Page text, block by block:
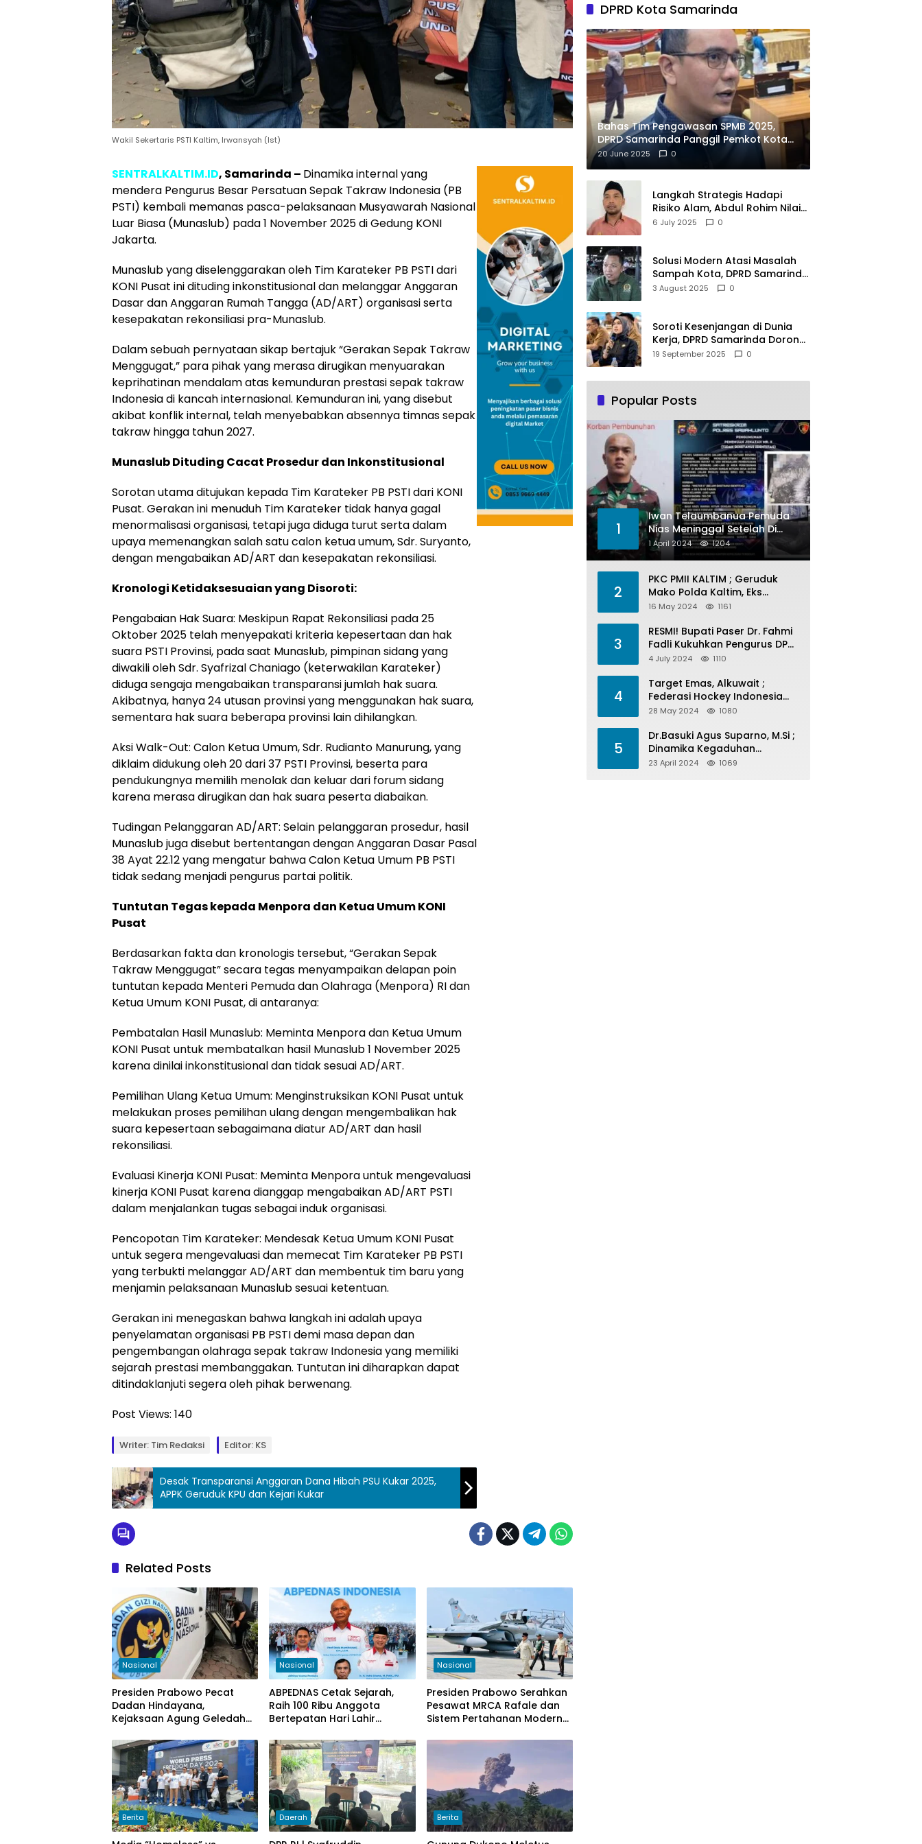
Wakil Sekertaris PSTI Kaltim, Irwansyah (Ist)
SENTRALKALTIM.ID, Samarinda – Dinamika internal yang
mendera Pengurus Besar Persatuan Sepak Takraw Indonesia (PB
PSTI) kembali memanas pasca-pelaksanaan Musyawarah Nasional
Luar Biasa (Munaslub) pada 1 November 2025 di Gedung KONI
Jakarta.
Munaslub yang diselenggarakan oleh Tim Karateker PB PSTI dari
KONI Pusat ini dituding inkonstitusional dan melanggar Anggaran
Dasar dan Anggaran Rumah Tangga (AD/ART) organisasi serta
kesepakatan rekonsiliasi pra-Munaslub.
Dalam sebuah pernyataan sikap bertajuk “Gerakan Sepak Takraw
Menggugat,” para pihak yang merasa dirugikan menyuarakan
keprihatinan mendalam atas kemunduran prestasi sepak takraw
Indonesia di kancah internasional. Kemunduran ini, yang disebut
akibat konflik internal, telah menyebabkan absennya timnas sepak
takraw hingga tahun 2027.
Munaslub Dituding Cacat Prosedur dan Inkonstitusional
Sorotan utama ditujukan kepada Tim Karateker PB PSTI dari KONI
Pusat. Gerakan ini menuduh Tim Karateker tidak hanya gagal
menormalisasi organisasi, tetapi juga diduga turut serta dalam
upaya memenangkan salah satu calon ketua umum, Sdr. Suryanto,
dengan mengabaikan AD/ART dan kesepakatan rekonsiliasi.
Kronologi Ketidaksesuaian yang Disoroti:
Pengabaian Hak Suara: Meskipun Rapat Rekonsiliasi pada 25
Oktober 2025 telah menyepakati kriteria kepesertaan dan hak
suara PSTI Provinsi, pada saat Munaslub, pimpinan sidang yang
diwakili oleh Sdr. Syafrizal Chaniago (keterwakilan Karateker)
diduga sengaja mengabaikan transparansi jumlah hak suara.
Akibatnya, hanya 24 utusan provinsi yang menggunakan hak suara,
sementara hak suara beberapa provinsi lain dihilangkan.
Aksi Walk-Out: Calon Ketua Umum, Sdr. Rudianto Manurung, yang
diklaim didukung oleh 20 dari 37 PSTI Provinsi, beserta para
pendukungnya memilih menolak dan keluar dari forum sidang
karena merasa dirugikan dan hak suara peserta diabaikan.
Tudingan Pelanggaran AD/ART: Selain pelanggaran prosedur, hasil
Munaslub juga disebut bertentangan dengan Anggaran Dasar Pasal
38 Ayat 22.12 yang mengatur bahwa Calon Ketua Umum PB PSTI
tidak sedang menjadi pengurus partai politik.
Tuntutan Tegas kepada Menpora dan Ketua Umum KONI
Pusat
Berdasarkan fakta dan kronologis tersebut, “Gerakan Sepak
Takraw Menggugat” secara tegas menyampaikan delapan poin
tuntutan kepada Menteri Pemuda dan Olahraga (Menpora) RI dan
Ketua Umum KONI Pusat, di antaranya:
Pembatalan Hasil Munaslub: Meminta Menpora dan Ketua Umum
KONI Pusat untuk membatalkan hasil Munaslub 1 November 2025
karena dinilai inkonstitusional dan tidak sesuai AD/ART.
Pemilihan Ulang Ketua Umum: Menginstruksikan KONI Pusat untuk
melakukan proses pemilihan ulang dengan mengembalikan hak
suara kepesertaan sebagaimana diatur AD/ART dan hasil
rekonsiliasi.
Evaluasi Kinerja KONI Pusat: Meminta Menpora untuk mengevaluasi
kinerja KONI Pusat karena dianggap mengabaikan AD/ART PSTI
dalam menjalankan tugas sebagai induk organisasi.
Pencopotan Tim Karateker: Mendesak Ketua Umum KONI Pusat
untuk segera mengevaluasi dan memecat Tim Karateker PB PSTI
yang terbukti melanggar AD/ART dan membentuk tim baru yang
menjamin pelaksanaan Munaslub sesuai ketentuan.
Gerakan ini menegaskan bahwa langkah ini adalah upaya
penyelamatan organisasi PB PSTI demi masa depan dan
pengembangan olahraga sepak takraw Indonesia yang memiliki
sejarah prestasi membanggakan. Tuntutan ini diharapkan dapat
ditindaklanjuti segera oleh pihak berwenang.
Post Views: 140
Writer: Tim Redaksi Editor: KS
Desak Transparansi Anggaran Dana Hibah PSU Kukar 2025,
APPK Geruduk KPU dan Kejari Kukar
Related Posts
Nasional
Presiden Prabowo Pecat
Dadan Hindayana,
Kejaksaan Agung Geledah
Nasional
ABPEDNAS Cetak Sejarah,
Raih 100 Ribu Anggota
Bertepatan Hari Lahir
Nasional
Presiden Prabowo Serahkan
Pesawat MRCA Rafale dan
Sistem Pertahanan Modern
Udara Nasional
Berita Daerah Berita
DPRD Kota Samarinda
Bahas Tim Pengawasan SPMB 2025,
DPRD Samarinda Panggil Pemkot Kota
Tepian
20 June 2025 0
Langkah Strategis Hadapi
Risiko Alam, Abdul Rohim Nilai
Samarinda Siap Jadi Pusat
6 July 2025 0
Solusi Modern Atasi Masalah
Sampah Kota, DPRD Samarinda
Dukung Penuh Proyek PLTSA
3 August 2025 0
Soroti Kesenjangan di Dunia
Kerja, DPRD Samarinda Dorong
Pemkot Gencarkan
19 September 2025 0
Popular Posts
1
Iwan Telaumbanua Pemuda
Nias Meninggal Setelah Di
Habisi Oknum TNI AL
1 April 2024 1204
2
PKC PMII KALTIM ; Geruduk
Mako Polda Kaltim, Eks
Lubang Tambang Banyak
16 May 2024 1161
3
RESMI! Bupati Paser Dr. Fahmi
Fadli Kukuhkan Pengurus DPP
LAP 2024-2029
4 July 2024 1110
4
Target Emas, Alkuwait ;
Federasi Hockey Indonesia
Kota Balikpapan Siap Menjadi
28 May 2024 1080
5
Dr.Basuki Agus Suparno, M.Si ;
Dinamika Kegaduhan
Komunikasi Politik Jelang
23 April 2024 1069